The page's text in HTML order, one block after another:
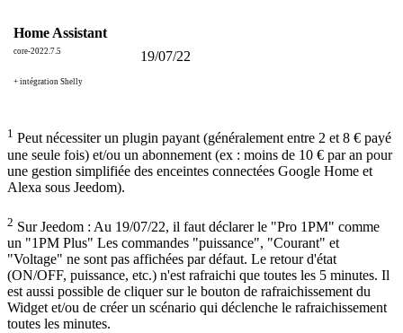
Home Assistant
core-2022.7.5
+ intégration Shelly
19/07/22
1 Peut nécessiter un plugin payant (généralement entre 2 et 8 € payé
une seule fois) et/ou un abonnement (ex : moins de 10 € par an pour
une gestion simplifiée des enceintes connectées Google Home et
Alexa sous Jeedom).
2 Sur Jeedom : Au 19/07/22, il faut déclarer le "Pro 1PM" comme
un "1PM Plus" Les commandes "puissance", "Courant" et
"Voltage" ne sont pas affichées par défaut. Le retour d'état
(ON/OFF, puissance, etc.) n'est rafraichi que toutes les 5 minutes. Il
est aussi possible de cliquer sur le bouton de rafraichissement du
Widget et/ou de créer un scénario qui déclenche le rafraichissement
toutes les minutes.